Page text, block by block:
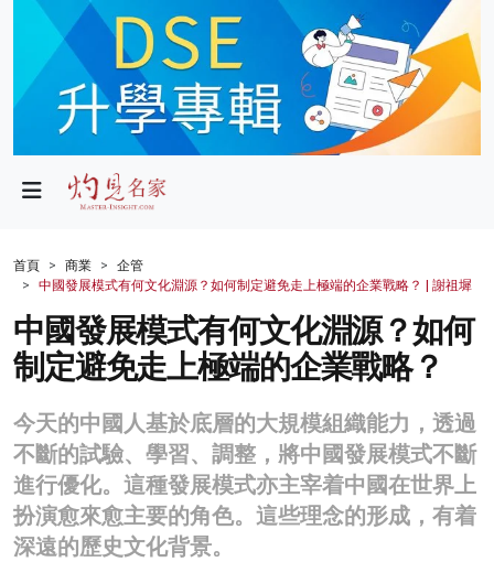
政局
財經
生活
健康
商業
科技
影片
名家榜
首頁 商業
企管
中國發展模式有何文化淵源？如何制定避免走上極端的企業戰略？ | 謝祖墀
中國發展模式有何文化淵源？如何
制定避免走上極端的企業戰略？
今天的中國人基於底層的大規模組織能力，透過
不斷的試驗、學習、調整，將中國發展模式不斷
進行優化。這種發展模式亦主宰着中國在世界上
扮演愈來愈主要的角色。這些理念的形成，有着
深遠的歷史文化背景。